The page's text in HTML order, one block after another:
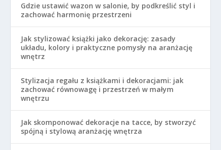
Gdzie ustawić wazon w salonie, by podkreślić styl i
zachować harmonię przestrzeni
Jak stylizować książki jako dekorację: zasady
układu, kolory i praktyczne pomysły na aranżację
wnętrz
Stylizacja regału z książkami i dekoracjami: jak
zachować równowagę i przestrzeń w małym
wnętrzu
Jak skomponować dekoracje na tacce, by stworzyć
spójną i stylową aranżację wnętrza